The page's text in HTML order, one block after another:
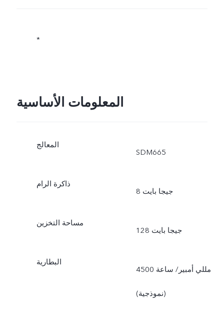
*
المعلومات الأساسية
المعالج
SDM665
ذاكرة الرام
8 جيجا بايت
مساحة التخزين
128 جيجا بايت
البطارية
4500 مللي أمبير/ ساعة
(نموذجية)